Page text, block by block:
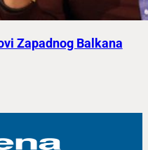
Zapadnog Balkana